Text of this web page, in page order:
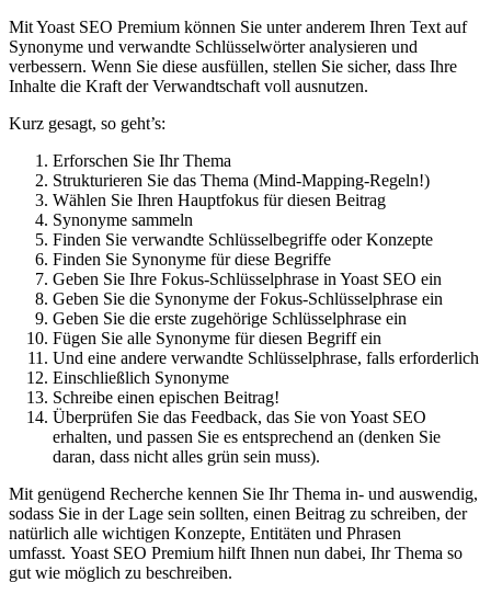
Mit Yoast SEO Premium können Sie unter anderem Ihren Text auf
Synonyme und verwandte Schlüsselwörter analysieren und
verbessern. Wenn Sie diese ausfüllen, stellen Sie sicher, dass Ihre
Inhalte die Kraft der Verwandtschaft voll ausnutzen.
Kurz gesagt, so geht’s:
Erforschen Sie Ihr Thema
Strukturieren Sie das Thema (Mind-Mapping-Regeln!)
Wählen Sie Ihren Hauptfokus für diesen Beitrag
Synonyme sammeln
Finden Sie verwandte Schlüsselbegriffe oder Konzepte
Finden Sie Synonyme für diese Begriffe
Geben Sie Ihre Fokus-Schlüsselphrase in Yoast SEO ein
Geben Sie die Synonyme der Fokus-Schlüsselphrase ein
Geben Sie die erste zugehörige Schlüsselphrase ein
Fügen Sie alle Synonyme für diesen Begriff ein
Und eine andere verwandte Schlüsselphrase, falls erforderlich
Einschließlich Synonyme
Schreibe einen epischen Beitrag!
Überprüfen Sie das Feedback, das Sie von Yoast SEO
erhalten, und passen Sie es entsprechend an (denken Sie
daran, dass nicht alles grün sein muss).
Mit genügend Recherche kennen Sie Ihr Thema in- und auswendig,
sodass Sie in der Lage sein sollten, einen Beitrag zu schreiben, der
natürlich alle wichtigen Konzepte, Entitäten und Phrasen
umfasst. Yoast SEO Premium hilft Ihnen nun dabei, Ihr Thema so
gut wie möglich zu beschreiben.